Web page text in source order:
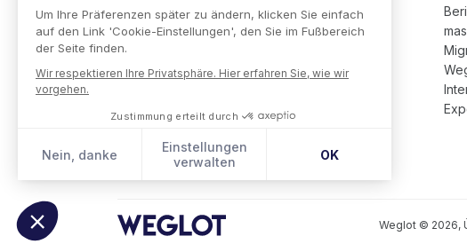
Um Ihre Präferenzen später zu ändern, klicken Sie einfach
auf den Link 'Cookie-Einstellungen', den Sie im Fußbereich
der Seite finden.
Wir respektieren Ihre Privatsphäre. Hier erfahren Sie, wie wir
vorgehen.
Zustimmung erteilt durch
Nein, danke
Einstellungen
verwalten
OK
Unsere Plattform ermöglicht es Ihnen, Ihre
Technische Präsentation
Weglot für Unternehmen
Weglot © 2026,